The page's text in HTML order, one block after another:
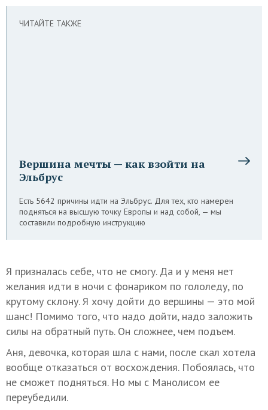
ЧИТАЙТЕ ТАКЖЕ
Вершина мечты — как взойти на
Эльбрус
Есть 5642 причины идти на Эльбрус. Для тех, кто намерен
подняться на высшую точку Европы и над собой, — мы
составили подробную инструкцию
Я призналась себе, что не смогу. Да и у меня нет
желания идти в ночи с фонариком по гололеду, по
крутому склону. Я хочу дойти до вершины — это мой
шанс! Помимо того, что надо дойти, надо заложить
силы на обратный путь. Он сложнее, чем подъем.
Аня, девочка, которая шла с нами, после скал хотела
вообще отказаться от восхождения. Побоялась, что
не сможет подняться. Но мы с Манолисом ее
переубедили.